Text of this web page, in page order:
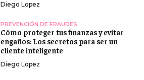
Diego Lopez
PREVENCIÓN DE FRAUDES
Cómo proteger tus finanzas y evitar
engaños: Los secretos para ser un
cliente inteligente
Diego Lopez